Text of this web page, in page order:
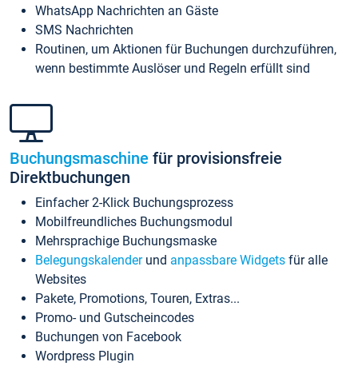
WhatsApp Nachrichten an Gäste
SMS Nachrichten
Routinen, um Aktionen für Buchungen durchzuführen,
wenn bestimmte Auslöser und Regeln erfüllt sind
Buchungsmaschine für provisionsfreie
Direktbuchungen
Einfacher 2-Klick Buchungsprozess
Mobilfreundliches Buchungsmodul
Mehrsprachige Buchungsmaske
Belegungskalenderund anpassbare Widgets für alle
Websites
Pakete, Promotions, Touren, Extras...
Promo- und Gutscheincodes
Buchungen von Facebook
Wordpress Plugin